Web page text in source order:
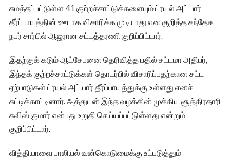
சுமத்தப்பட்டுள்ள 41 குற்றச்சாட்டுக்களையும் ட்ரயல் அட் பார்
தீர்ப்பாயத்தின் ஊடாக விசாரிக்க முடியாது என குறித்த சந்தேக
நபர் சார்பில் ஆஜரான சட்டத்தரணி குறிப்பிட்டார்.
இதற்குக் கடும் ஆட்சேபனை தெரிவித்த பதில் சட்டமா அதிபர்,
இந்தக் குற்றச்சாட்டுக்கள் தொடர்பில் விசாரிப்பதற்கான சட்ட
ஏற்பாடுகள் ட்ரயல் அட் பார் தீர்ப்பாயத்துக்கு உள்ளது எனச்
சுட்டிக்காட்டினார். அத்துடன் இந்த வழக்கின் முக்கிய சூத்திரதாரி
சுவிஸ் குமார் என்பது உறுதி செய்யப்பட்டுள்ளது என்றும்
குறிப்பிட்டார்.
வித்தியாவை பாலியல் வன்கொடுமைக்கு உட்படுத்தும்